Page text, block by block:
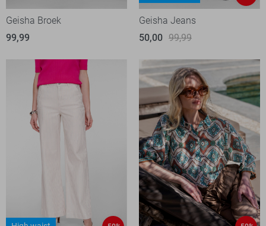
Geisha Broek
99,99
Geisha Jeans
50,00 99,99